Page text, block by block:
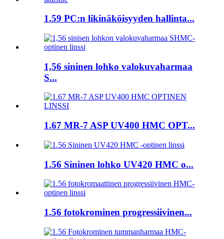
1.59 PC:n likinäköisyyden hallinta...
1,56 sininen lohko valokuvaharmaa
S...
1.67 MR-7 ASP UV400 HMC OPT...
1.56 Sininen lohko UV420 HMC o...
1.56 fotokrominen progressiivinen...